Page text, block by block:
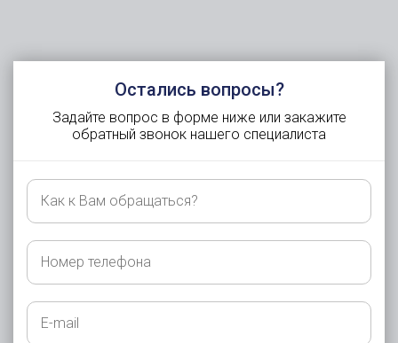
Остались вопросы?
Задайте вопрос в форме ниже или закажите
обратный звонок нашего специалиста
Как
Вам
обращаться?
Номер
телефона
E-
mail